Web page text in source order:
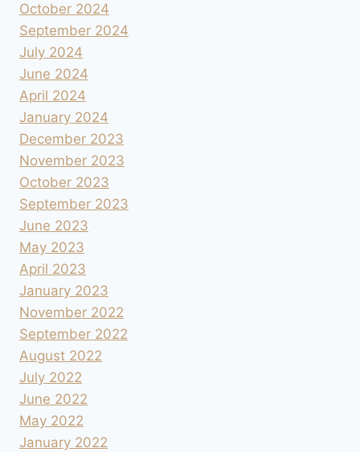
October 2024
September 2024
July 2024
June 2024
April 2024
January 2024
December 2023
November 2023
October 2023
September 2023
June 2023
May 2023
April 2023
January 2023
November 2022
September 2022
August 2022
July 2022
June 2022
May 2022
January 2022